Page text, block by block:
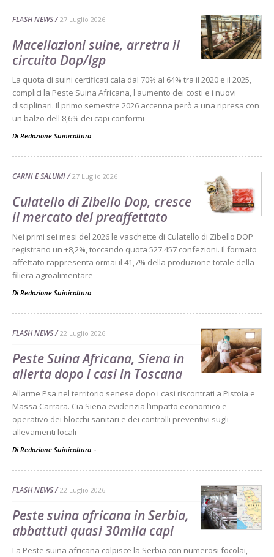
FLASH NEWS 27 Luglio 2026
Macellazioni suine, arretra il
circuito Dop/Igp
La quota di suini certificati cala dal 70% al 64% tra il 2020 e il 2025,
complici la Peste Suina Africana, l'aumento dei costi e i nuovi
disciplinari. Il primo semestre 2026 accenna però a una ripresa con
un balzo dell'8,6% dei capi conformi
Di Redazione Suinicoltura -
CARNI E SALUMI 27 Luglio 2026
Culatello di Zibello Dop, cresce
il mercato del preaffettato
Nei primi sei mesi del 2026 le vaschette di Culatello di Zibello DOP
registrano un +8,2%, toccando quota 527.457 confezioni. Il formato
affettato rappresenta ormai il 41,7% della produzione totale della
filiera agroalimentare
Di Redazione Suinicoltura -
FLASH NEWS 22 Luglio 2026
Peste Suina Africana, Siena in
allerta dopo i casi in Toscana
Allarme Psa nel territorio senese dopo i casi riscontrati a Pistoia e
Massa Carrara. Cia Siena evidenzia l’impatto economico e
operativo dei blocchi sanitari e dei controlli preventivi sugli
allevamenti locali
Di Redazione Suinicoltura -
FLASH NEWS 22 Luglio 2026
Peste suina africana in Serbia,
abbattuti quasi 30mila capi
La Peste suina africana colpisce la Serbia con numerosi focolai,